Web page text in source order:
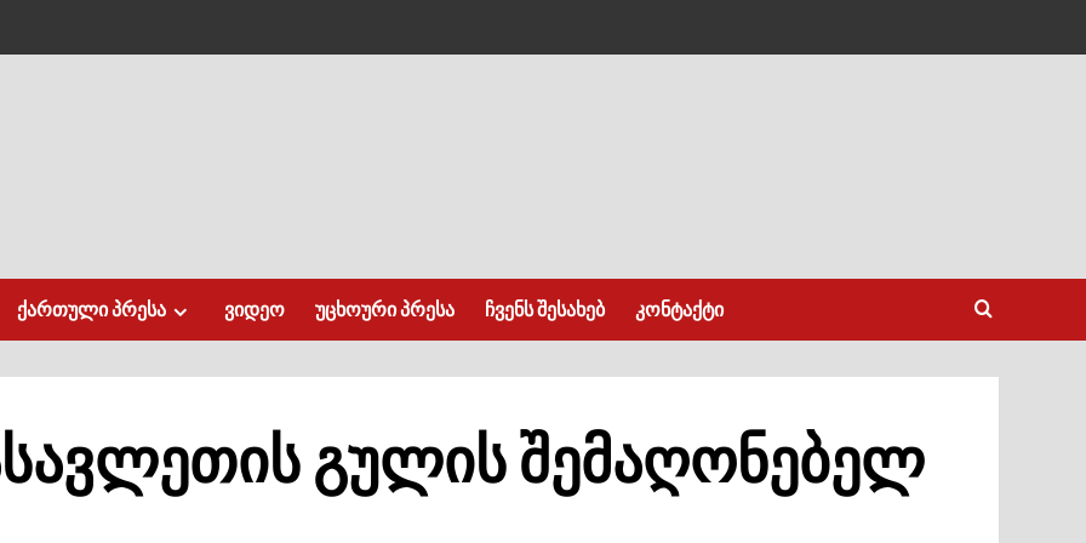
ქართული პრესა ვიდეო უცხოური პრესა ჩვენს შესახებ კონტაქტი
გულის შემაღონებელ